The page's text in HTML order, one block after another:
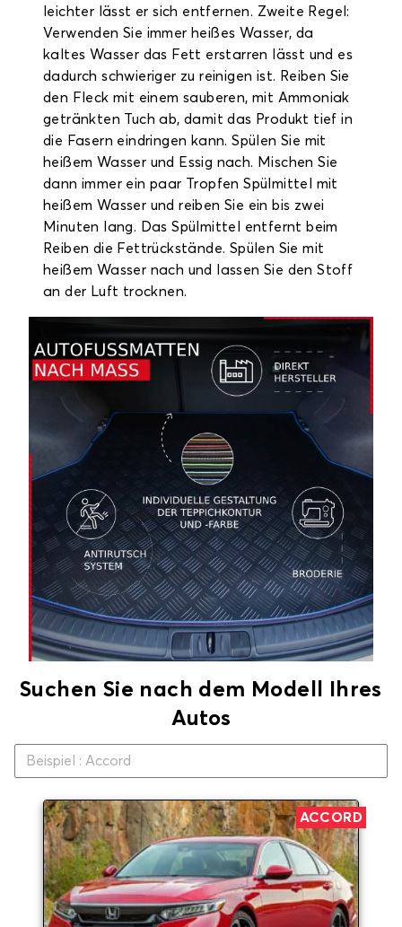
leichter lässt er sich entfernen. Zweite Regel:
Verwenden Sie immer heißes Wasser, da
kaltes Wasser das Fett erstarren lässt und es
dadurch schwieriger zu reinigen ist. Reiben Sie
den Fleck mit einem sauberen, mit Ammoniak
getränkten Tuch ab, damit das Produkt tief in
die Fasern eindringen kann. Spülen Sie mit
heißem Wasser und Essig nach. Mischen Sie
dann immer ein paar Tropfen Spülmittel mit
heißem Wasser und reiben Sie ein bis zwei
Minuten lang. Das Spülmittel entfernt beim
Reiben die Fettrückstände. Spülen Sie mit
heißem Wasser nach und lassen Sie den Stoff
an der Luft trocknen.
Suchen Sie nach dem Modell Ihres
Autos
ACCORD